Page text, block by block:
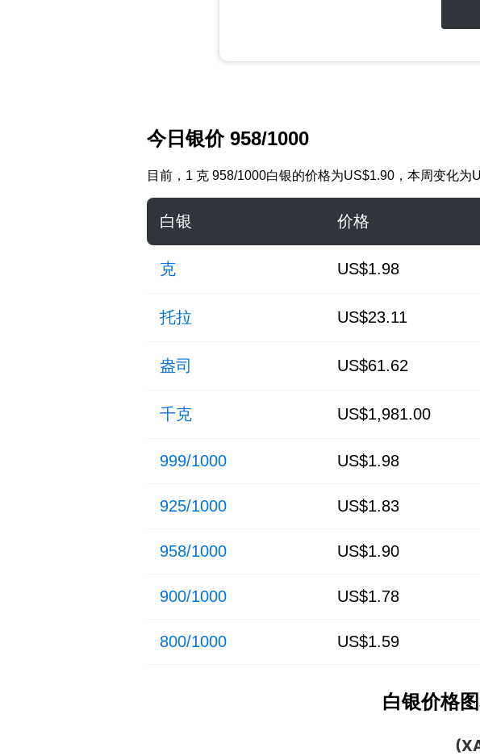
今日银价 958/1000
目前， 1 克 958/1000白银的价格为US$1.90 ，本周变化为
白银 价格
克 US$1.98
托拉 US$23.11
盎司 US$61.62
千克 US$1,981.00
999/1000 US$1.98
925/1000 US$1.83
958/1000 US$1.90
900/1000 US$1.78
800/1000 US$1.59
白银价格